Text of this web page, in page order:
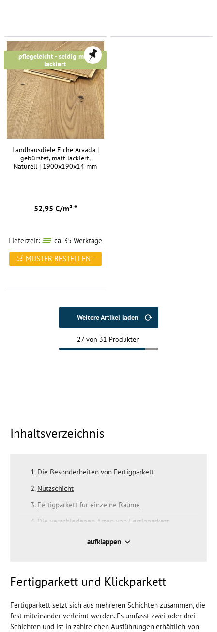
pflegeleicht - seidig matt
lackiert
Landhausdiele Eiche Arvada |
gebürstet, matt lackiert,
Naturell | 1900x190x14 mm
52,95 €/m² *
Lieferzeit:
ca. 35 Werktage
MUSTER BESTELLEN -
Weitere Artikel laden
27 von 31 Produkten
Inhaltsverzeichnis
Die Besonderheiten von Fertigparkett
Nutzschicht
Fertigparkett für einzelne Räume
Die verschiedenen Arten von Fertigparkett
Beliebteste Holzartenaufklappen
Fertigparkett und Klickparkett
Fertigparkett setzt sich aus mehreren Schichten zusammen, die
fest miteinander verleimt werden. Es umfasst zwei oder drei
Schichten und ist in zahlreichen Ausführungen erhältlich, von